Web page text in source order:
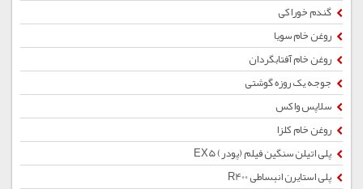
گندم خوراکی
روغن خام سویا
روغن خام آفتابگردان
جوجه یک روزه گوشتی
سلاپس واکس
روغن خام کلزا
پلی اتیلن سنگین فیلم (پودر) EX5
پلی استایرن انبساطی R400